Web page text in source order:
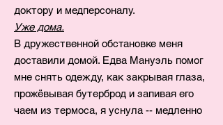
доктору и медперсоналу.
Уже дома.
В дружественной обстановке меня
доставили домой. Едва Мануэль помог
мне снять одежду, как закрывая глаза,
прожёвывая бутерброд и запивая его
чаем из термоса, я уснула -- медленно